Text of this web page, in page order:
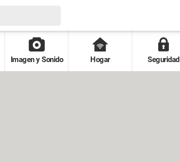
Imagen y Sonido Hogar Seguridad